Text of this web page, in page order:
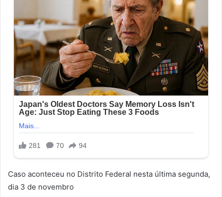
Caso aconteceu no Distrito Federal nesta última segunda,
dia 3 de novembro